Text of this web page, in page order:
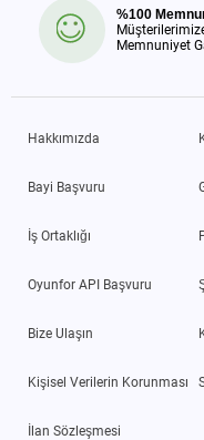
%100
Memnuniyet
Hakkımızda
Bayi Başvuru
İş Ortaklığı
Oyunfor API Başvuru
Bize Ulaşın
Kişisel Verilerin Korunması
İlan Sözleşmesi